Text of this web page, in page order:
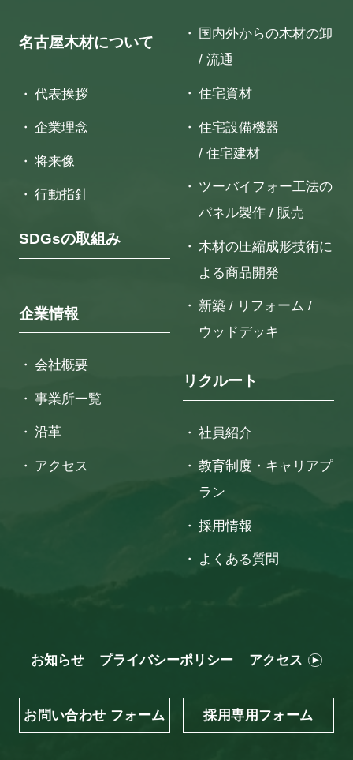
名古屋木材について
代表挨拶
企業理念
将来像
行動指針
SDGsの取組み
企業情報
会社概要
事業所一覧
沿革
アクセス
国内外からの木材の卸
/ 流通
住宅資材
住宅設備機器
/ 住宅建材
ツーバイフォー工法の
パネル製作 / 販売
木材の圧縮成形技術に
よる商品開発
新築 / リフォーム /
ウッドデッキ
リクルート
社員紹介
教育制度・キャリアプ
ラン
採用情報
よくある質問
お問い合わせ フォーム
お知らせ プライバシーポリシー アクセス
採用専用フォーム